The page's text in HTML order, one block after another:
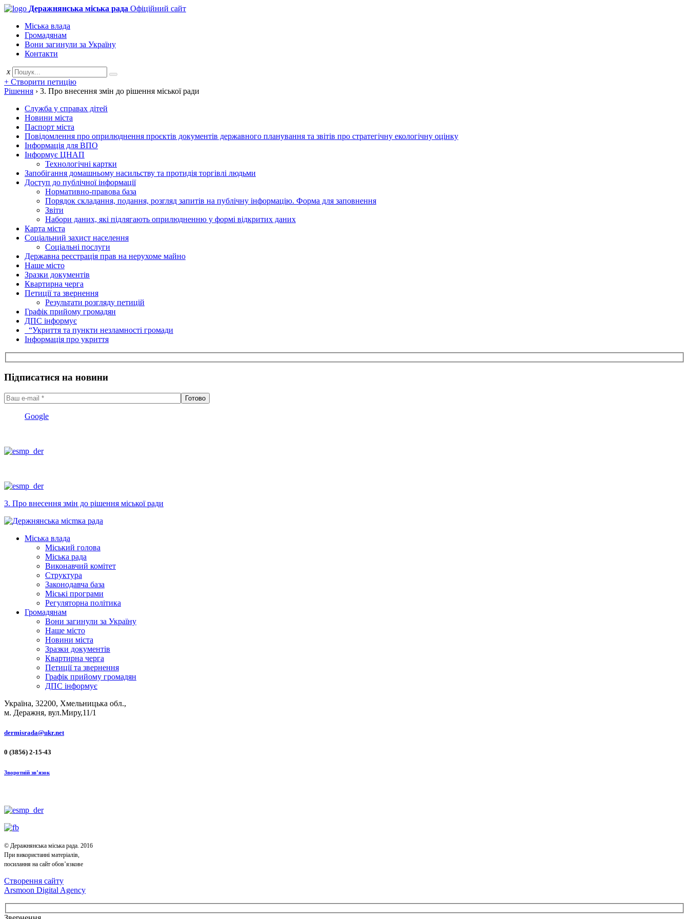
Деражнянська міська рада Офіційний сайт
Міська влада
Громадянам
Вони загинули за Україну
Контакти
x
+ Створити петицію
Рішення › 3. Про внесення змін до рішення міської ради
Служба у справах дітей
Новини міста
Паспорт міста
Повідомлення про оприлюднення проєктів документів державного планування та звітів про стратегічну екологічну оцінку
Інформація для ВПО
Інформує ЦНАП
Технологічні картки
Запобігання домашньому насильству та протидія торгівлі людьми
Доступ до публічної інформації
Нормативно-правова база
Порядок складання, подання, розгляд запитів на публічну інформацію. Форма для заповнення
Звіти
Набори даних, які підлягають оприлюдненню у формі відкритих даних
Карта міста
Соціальний захист населення
Соціальні послуги
Державна реєстрація прав на нерухоме майно
Наше місто
Зразки документів
Квартирна черга
Петиції та звернення
Результати розгляду петицій
Графік прийому громадян
ДПС інформує
“Укриття та пункти незламності громади
Інформація про укриття
Підписатися на новини
Google
3. Про внесення змін до рішення міської ради
Міська влада
Міський голова
Міська рада
Виконавчий комітет
Структура
Законодавча база
Міські програми
Регуляторна політика
Громадянам
Вони загинули за Україну
Наше місто
Новини міста
Зразки документів
Квартирна черга
Петиції та звернення
Графік прийому громадян
ДПС інформує
Україна, 32200, Хмельницька обл.,
м. Деражня, вул.Миру,11/1
dermisrada@ukr.net
0 (3856) 2-15-43
Зворотній зв’язок
© Деражнянська міська рада. 2016
При використанні матеріалів,
посилання на сайт обов’язкове
Створення сайту
Arsmoon Digital Agency